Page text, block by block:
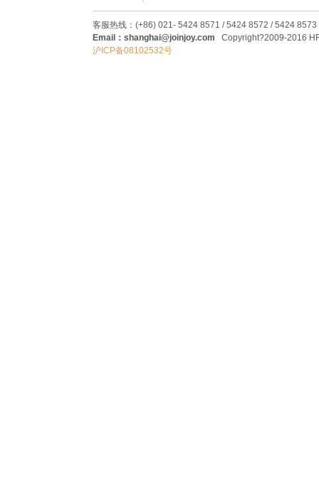
客服热线：(+86) 021- 5424 8571 / 5424 8572 / 5424 8573
Email：shanghai@joinjoy.com Copyright?2009-2016
沪ICP备08102532号